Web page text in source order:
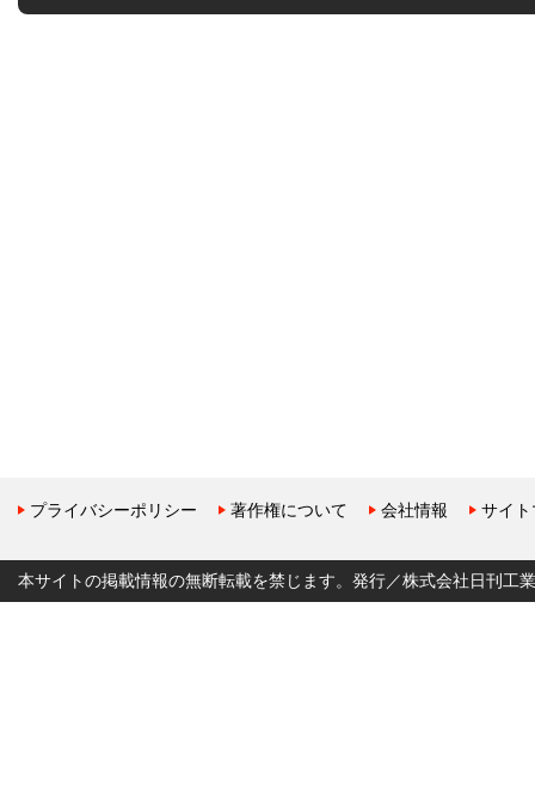
プライバシーポリシー 著作権について 会社情報 サイ
本サイトの掲載情報の無断転載を禁じます。発行／株式会社日刊